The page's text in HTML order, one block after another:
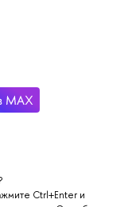
Ctrl+Enter и